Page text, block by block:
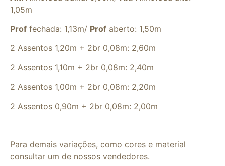
1,05m
Prof fechada: 1,13m/ Prof aberto: 1,50m
2 Assentos 1,20m + 2br 0,08m: 2,60m
2 Assentos 1,10m + 2br 0,08m: 2,40m
2 Assentos 1,00m + 2br 0,08m: 2,20m
2 Assentos 0,90m + 2br 0,08m: 2,00m
Para demais variações, como cores e material
consultar um de nossos vendedores.